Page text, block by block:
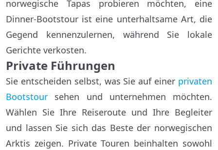
norwegische Tapas probieren möchten, eine
Dinner-Bootstour ist eine unterhaltsame Art, die
Gegend kennenzulernen, während Sie lokale
Gerichte verkosten.
Private Führungen
Sie entscheiden selbst, was Sie auf einer privaten
Bootstour sehen und unternehmen möchten.
Wählen Sie Ihre Reiseroute und Ihre Begleiter
und lassen Sie sich das Beste der norwegischen
Arktis zeigen. Private Touren beinhalten sowohl